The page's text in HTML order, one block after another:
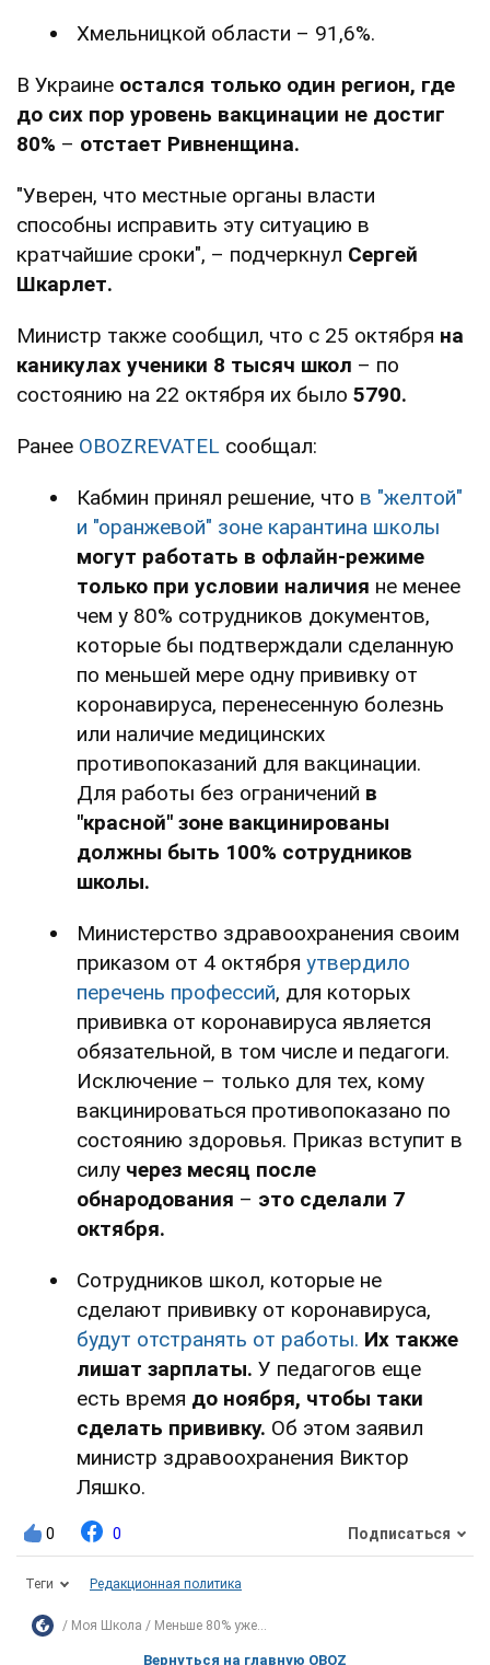
Хмельницкой области – 91,6%.
В Украине остался только один регион, где
до сих пор уровень вакцинации не достиг
80% – отстает Ривненщина.
"Уверен, что местные органы власти
способны исправить эту ситуацию в
кратчайшие сроки", – подчеркнул Сергей
Шкарлет.
Министр также сообщил, что с 25 октября на
каникулах ученики 8 тысяч школ – по
состоянию на 22 октября их было 5790.
Ранее OBOZREVATEL сообщал:
Кабмин принял решение, что в "желтой"
и "оранжевой" зоне карантина школы
могут работать в офлайн-режиме
только при условии наличия не менее
чем у 80% сотрудников документов,
которые бы подтверждали сделанную
по меньшей мере одну прививку от
коронавируса, перенесенную болезнь
или наличие медицинских
противопоказаний для вакцинации.
Для работы без ограничений в
"красной" зоне вакцинированы
должны быть 100% сотрудников
школы.
Министерство здравоохранения своим
приказом от 4 октября утвердило
перечень профессий, для которых
прививка от коронавируса является
обязательной, в том числе и педагоги.
Исключение – только для тех, кому
вакцинироваться противопоказано по
состоянию здоровья. Приказ вступит в
силу через месяц после
обнародования – это сделали 7
октября.
Сотрудников школ, которые не
сделают прививку от коронавируса,
будут отстранять от работы. Их также
лишат зарплаты. У педагогов еще
есть время до ноября, чтобы таки
сделать прививку. Об этом заявил
министр здравоохранения Виктор
Ляшко.
0 0 Подписаться
Теги Редакционная политика
Моя Школа Меньше 80% уже...
Вернуться на главную OBOZ